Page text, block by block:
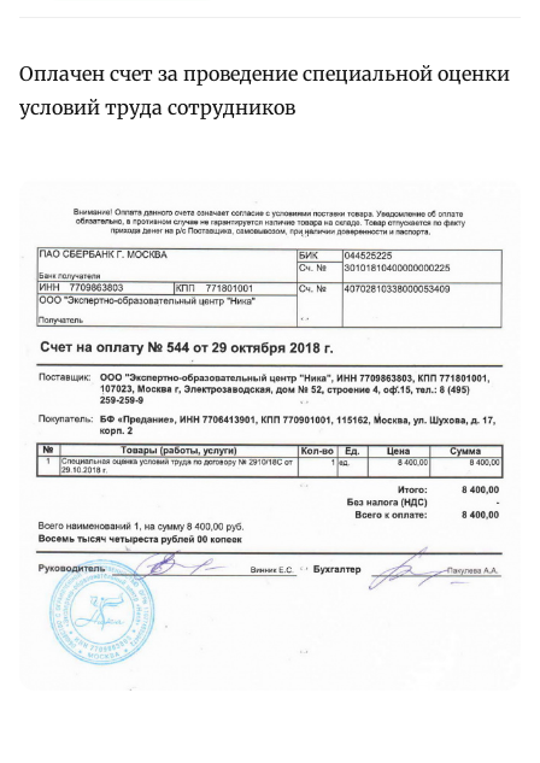
Оплачен счет за проведение специальной оценки
условий труда сотрудников